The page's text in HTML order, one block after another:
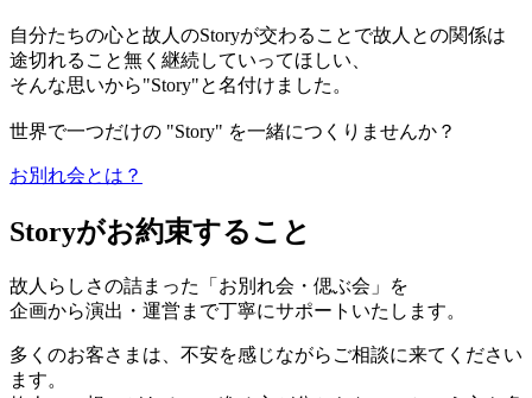
自分たちの心と故人のStoryが交わることで故人との関係は
途切れること無く継続していってほしい、
そんな思いから"Story"と名付けました。
世界で一つだけの "Story" を一緒につくりませんか？
お別れ会とは？
Storyがお約束すること
故人らしさの詰まった「お別れ会・偲ぶ会」を
企画から演出・運営まで丁寧にサポートいたします。
多くのお客さまは、不安を感じながらご相談に来てください
ます。